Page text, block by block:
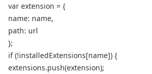
var extension = {
name: name,
path: url
};
if (!installedExtensions[name]) {
extensions.push(extension);